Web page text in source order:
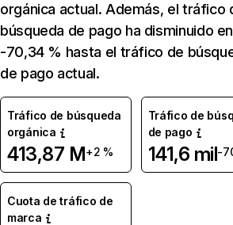
orgánica actual. Además, el tráfico
búsqueda de pago ha disminuido en
-70,34 % hasta el tráfico de
de pago actual.
Tráfico de búsqueda
orgánica
413,87 M+2 %
Tráfico de
de pago
141,6 mil-
Cuota de tráfico de
marca